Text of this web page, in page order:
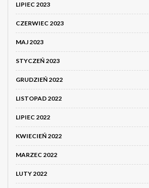
LIPIEC 2023
CZERWIEC 2023
MAJ 2023
STYCZEŃ 2023
GRUDZIEŃ 2022
LISTOPAD 2022
LIPIEC 2022
KWIECIEŃ 2022
MARZEC 2022
LUTY 2022